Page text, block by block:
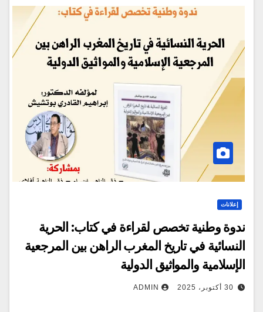
إعلانات
ندوة وطنية تخصص لقراءة في كتاب: الحرية
النسائية في تاريخ المغرب الراهن بين المرجعية
الإسلامية والمواثيق الدولية
30 أكتوبر، 2025 ADMIN